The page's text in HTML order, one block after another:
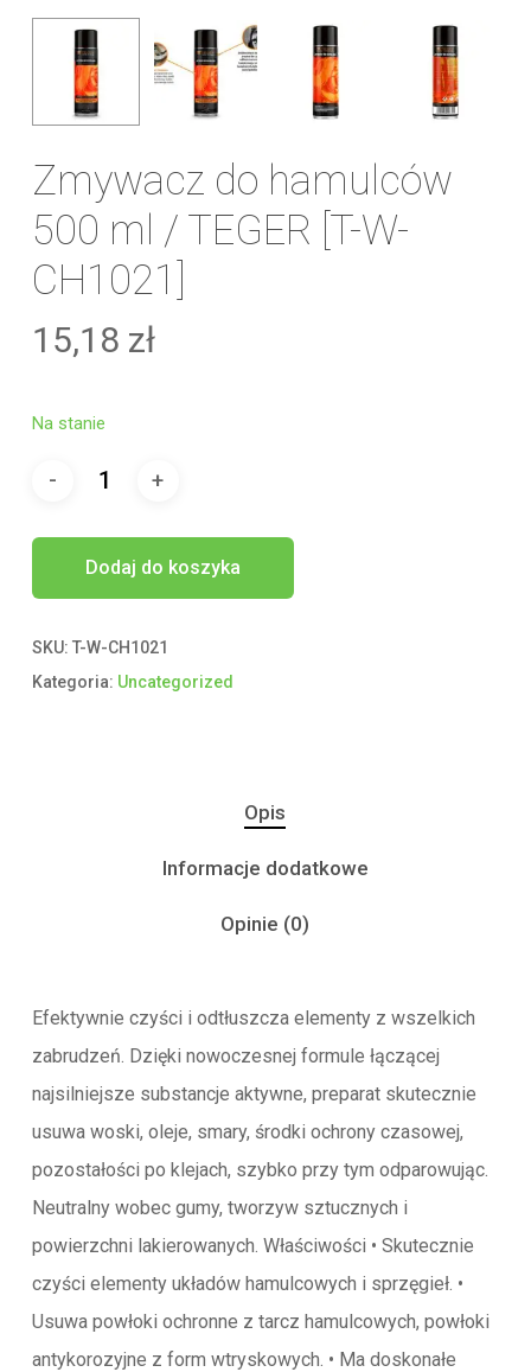
Zmywacz do hamulców
500 ml / TEGER [T-W-
CH1021]
15,18 zł
Na stanie
Dodaj do koszyka
SKU: T-W-CH1021
Kategoria: Uncategorized
Opis
Informacje dodatkowe
Opinie (0)
Efektywnie czyści i odtłuszcza elementy z wszelkich
zabrudzeń. Dzięki nowoczesnej formule łączącej
najsilniejsze substancje aktywne, preparat skutecznie
usuwa woski, oleje, smary, środki ochrony czasowej,
pozostałości po klejach, szybko przy tym odparowując.
Neutralny wobec gumy, tworzyw sztucznych i
powierzchni lakierowanych. Właściwości • Skutecznie
czyści elementy układów hamulcowych i sprzęgieł. •
Usuwa powłoki ochronne z tarcz hamulcowych, powłoki
antykorozyjne z form wtryskowych. • Ma doskonałe